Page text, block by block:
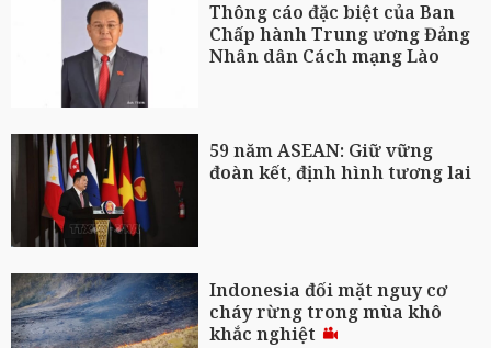
Thông cáo đặc biệt của Ban
Chấp hành Trung ương Đảng
Nhân dân Cách mạng Lào
59 năm ASEAN: Giữ vững
đoàn kết, định hình tương lai
Indonesia đối mặt nguy cơ
cháy rừng trong mùa khô
khắc nghiệt